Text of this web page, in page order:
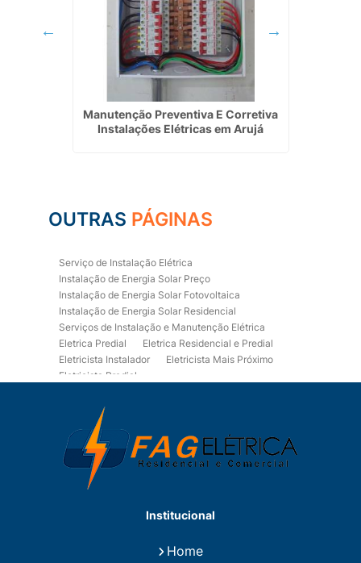
Manutenção Preventiva E Corretiva
Instalações Elétricas em Arujá
OUTRAS PÁGINAS
Serviço de Instalação Elétrica
Instalação de Energia Solar Preço
Instalação de Energia Solar Fotovoltaica
Instalação de Energia Solar Residencial
Serviços de Instalação e Manutenção Elétrica
Eletrica Predial
Eletrica Residencial e Predial
Eletricista Instalador
Eletricista Mais Próximo
Eletricista Predial
Eletricista Residencial
Eletricista Residencial E Predial
Eletricistas de Manutenção
Empresa de Instalações Elétricas
Empresa de Manutenção Eletrica
Empresa de Prestação de Serviços Eletricos
Fiação para Instalação Eletrica Residencial
Instalação de Energia Solar Residencial Preço
Institucional
Home